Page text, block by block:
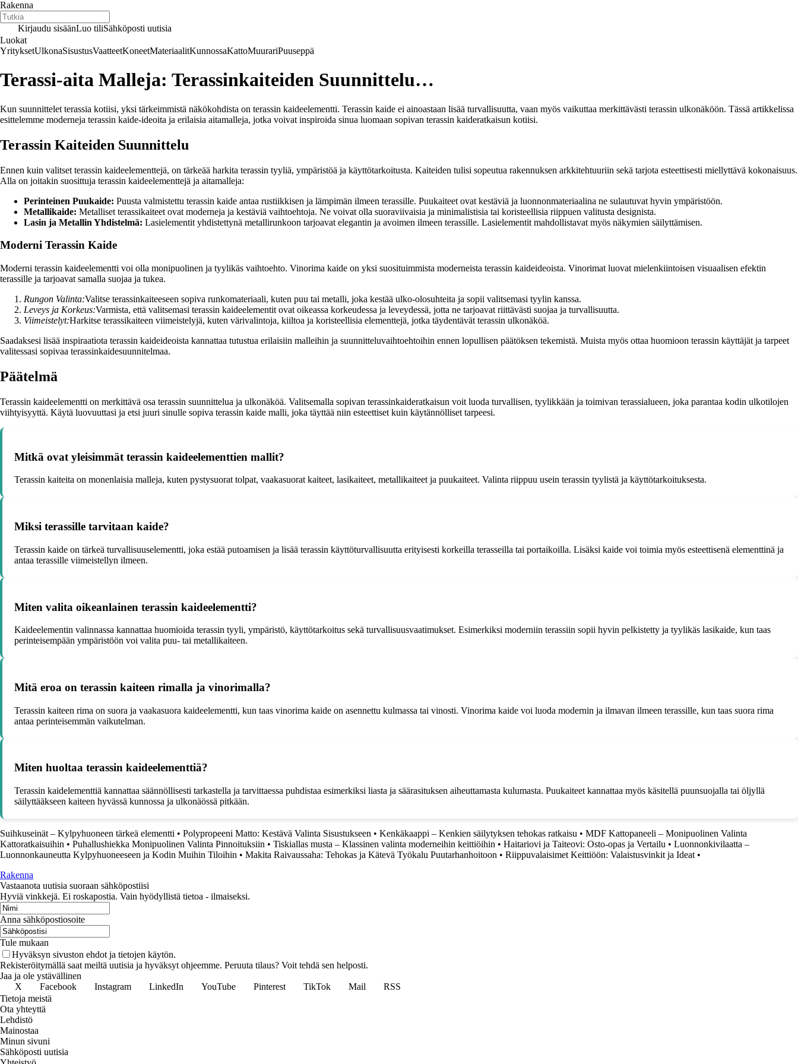
Rakenna
Kirjaudu sisäänLuo tiliSähköposti uutisia
Luokat
YrityksetUlkonaSisustusVaatteetKoneetMateriaalitKunnossaKattoMuurariPuuseppä
Terassi-aita Malleja: Terassinkaiteiden Suunnittelu…
Kun suunnittelet terassia kotiisi, yksi tärkeimmistä näkökohdista on terassin kaideelementti. Terassin kaide ei ainoastaan lisää turvallisuutta, vaan myös vaikuttaa merkittävästi terassin ulkonäköön. Tässä artikkelissa
esittelemme moderneja terassin kaide-ideoita ja erilaisia aitamalleja, jotka voivat inspiroida sinua luomaan sopivan terassin kaideratkaisun kotiisi.
Terassin Kaiteiden Suunnittelu
Ennen kuin valitset terassin kaideelementtejä, on tärkeää harkita terassin tyyliä, ympäristöä ja käyttötarkoitusta. Kaiteiden tulisi sopeutua rakennuksen arkkitehtuuriin sekä tarjota esteettisesti miellyttävä kokonaisuus.
Alla on joitakin suosittuja terassin kaideelementtejä ja aitamalleja:
Perinteinen Puukaide: Puusta valmistettu terassin kaide antaa rustiikkisen ja lämpimän ilmeen terassille. Puukaiteet ovat kestäviä ja luonnonmateriaalina ne sulautuvat hyvin ympäristöön.
Metallikaide: Metalliset terassikaiteet ovat moderneja ja kestäviä vaihtoehtoja. Ne voivat olla suoraviivaisia ja minimalistisia tai koristeellisia riippuen valitusta designista.
Lasin ja Metallin Yhdistelmä: Lasielementit yhdistettynä metallirunkoon tarjoavat elegantin ja avoimen ilmeen terassille. Lasielementit mahdollistavat myös näkymien säilyttämisen.
Moderni Terassin Kaide
Moderni terassin kaideelementti voi olla monipuolinen ja tyylikäs vaihtoehto. Vinorima kaide on yksi suosituimmista moderneista terassin kaideideoista. Vinorimat luovat mielenkiintoisen visuaalisen efektin
terassille ja tarjoavat samalla suojaa ja tukea.
Rungon Valinta:Valitse terassinkaiteeseen sopiva runkomateriaali, kuten puu tai metalli, joka kestää ulko-olosuhteita ja sopii valitsemasi tyylin kanssa.
Leveys ja Korkeus:Varmista, että valitsemasi terassin kaideelementit ovat oikeassa korkeudessa ja leveydessä, jotta ne tarjoavat riittävästi suojaa ja turvallisuutta.
Viimeistelyt:Harkitse terassikaiteen viimeistelyjä, kuten värivalintoja, kiiltoa ja koristeellisia elementtejä, jotka täydentävät terassin ulkonäköä.
Saadaksesi lisää inspiraatiota terassin kaideideoista kannattaa tutustua erilaisiin malleihin ja suunnitteluvaihtoehtoihin ennen lopullisen päätöksen tekemistä. Muista myös ottaa huomioon terassin käyttäjät ja tarpeet
valitessasi sopivaa terassinkaidesuunnitelmaa.
Päätelmä
Terassin kaideelementti on merkittävä osa terassin suunnittelua ja ulkonäköä. Valitsemalla sopivan terassinkaideratkaisun voit luoda turvallisen, tyylikkään ja toimivan terassialueen, joka parantaa kodin ulkotilojen
viihtyisyyttä. Käytä luovuuttasi ja etsi juuri sinulle sopiva terassin kaide malli, joka täyttää niin esteettiset kuin käytännölliset tarpeesi.
Mitkä ovat yleisimmät terassin kaideelementtien mallit?
Terassin kaiteita on monenlaisia malleja, kuten pystysuorat tolpat, vaakasuorat kaiteet, lasikaiteet, metallikaiteet ja puukaiteet. Valinta riippuu usein terassin tyylistä ja käyttötarkoituksesta.
Miksi terassille tarvitaan kaide?
Terassin kaide on tärkeä turvallisuuselementti, joka estää putoamisen ja lisää terassin käyttöturvallisuutta erityisesti korkeilla terasseilla tai portaikoilla. Lisäksi kaide voi toimia myös esteettisenä elementtinä ja
antaa terassille viimeistellyn ilmeen.
Miten valita oikeanlainen terassin kaideelementti?
Kaideelementin valinnassa kannattaa huomioida terassin tyyli, ympäristö, käyttötarkoitus sekä turvallisuusvaatimukset. Esimerkiksi moderniin terassiin sopii hyvin pelkistetty ja tyylikäs lasikaide, kun taas
perinteisempään ympäristöön voi valita puu- tai metallikaiteen.
Mitä eroa on terassin kaiteen rimalla ja vinorimalla?
Terassin kaiteen rima on suora ja vaakasuora kaideelementti, kun taas vinorima kaide on asennettu kulmassa tai vinosti. Vinorima kaide voi luoda modernin ja ilmavan ilmeen terassille, kun taas suora rima
antaa perinteisemmän vaikutelman.
Miten huoltaa terassin kaideelementtiä?
Terassin kaidelementtiä kannattaa säännöllisesti tarkastella ja tarvittaessa puhdistaa esimerkiksi liasta ja säärasituksen aiheuttamasta kulumasta. Puukaiteet kannattaa myös käsitellä puunsuojalla tai öljyllä
säilyttääkseen kaiteen hyvässä kunnossa ja ulkonäössä pitkään.
Suihkuseinät – Kylpyhuoneen tärkeä elementti • Polypropeeni Matto: Kestävä Valinta Sisustukseen • Kenkäkaappi – Kenkien säilytyksen tehokas ratkaisu • MDF Kattopaneeli – Monipuolinen Valinta
Kattoratkaisuihin • Puhallushiekka Monipuolinen Valinta Pinnoituksiin • Tiskiallas musta – Klassinen valinta moderneihin keittiöihin • Haitariovi ja Taiteovi: Osto-opas ja Vertailu • Luonnonkivilaatta –
Luonnonkauneutta Kylpyhuoneeseen ja Kodin Muihin Tiloihin • Makita Raivaussaha: Tehokas ja Kätevä Työkalu Puutarhanhoitoon • Riippuvalaisimet Keittiöön: Valaistusvinkit ja Ideat •
Rakenna
Vastaanota uutisia suoraan sähköpostiisi
Hyviä vinkkejä. Ei roskapostia. Vain hyödyllistä tietoa - ilmaiseksi.
Anna sähköpostiosoite
Tule mukaan
Hyväksyn sivuston ehdot ja tietojen käytön.
Rekisteröitymällä saat meiltä uutisia ja hyväksyt ohjeemme. Peruuta tilaus? Voit tehdä sen helposti.
Jaa ja ole ystävällinen
X
Facebook Instagram LinkedIn YouTube Pinterest TikTok Mail
RSS
Tietoja meistä
Ota yhteyttä
Lehdistö
Mainostaa
Minun sivuni
Sähköposti uutisia